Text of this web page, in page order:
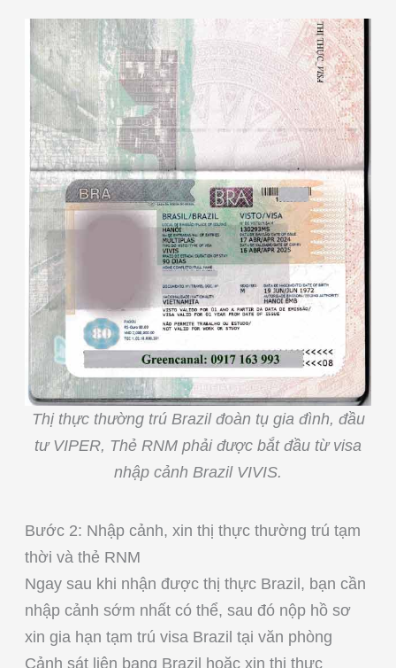
Thị thực thường trú Brazil đoàn tụ gia đình, đầu
tư VIPER, Thẻ RNM phải được bắt đầu từ visa
nhập cảnh Brazil VIVIS.
Bước 2: Nhập cảnh, xin thị thực thường trú tạm
thời và thẻ RNM
Ngay sau khi nhận được thị thực Brazil, bạn cần
nhập cảnh sớm nhất có thể, sau đó nộp hồ sơ
xin gia hạn tạm trú visa Brazil tại văn phòng
Cảnh sát liên bang Brazil hoặc xin thị thực